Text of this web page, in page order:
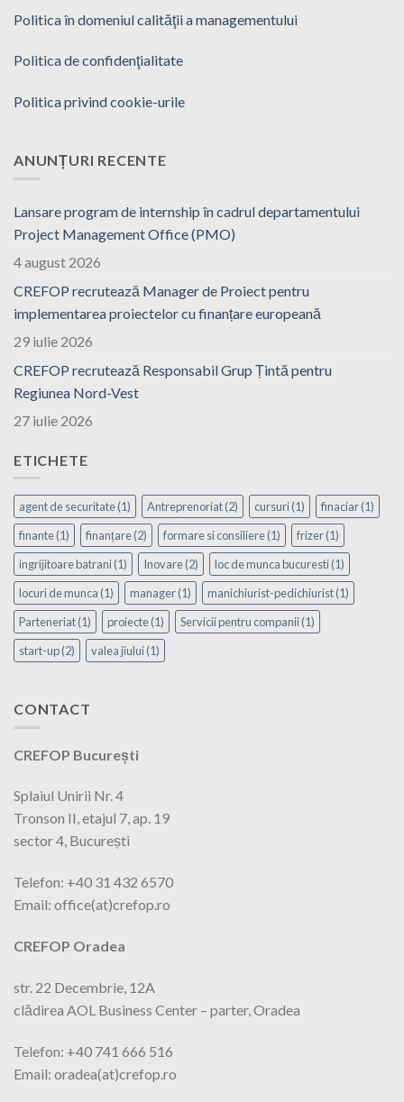
Politica în domeniul calităţii a managementului
Politica de confidenţialitate
Politica privind cookie-urile
ANUNȚURI RECENTE
Lansare program de internship în cadrul departamentului
Project Management Office (PMO)
4 august 2026
CREFOP recrutează Manager de Proiect pentru
implementarea proiectelor cu finanțare europeană
29 iulie 2026
CREFOP recrutează Responsabil Grup Țintă pentru
Regiunea Nord-Vest
27 iulie 2026
ETICHETE
agent de securitate(1) Antreprenoriat(2) cursuri(1) finaciar(1)
finante(1) finanțare(2) formare si consiliere(1) frizer(1)
ingrijitoare batrani(1) Inovare(2) loc de munca bucuresti(1)
locuri de munca (1) manager(1) manichiurist-pedichiurist(1)
Parteneriat(1) proiecte(1) Servicii pentru companii(1)
start-up(2) valea jiului(1)
CONTACT
CREFOP București
Splaiul Unirii Nr. 4
Tronson II, etajul 7, ap. 19
sector 4, București
Telefon: +40 31 432 6570
Email: office(at)crefop.ro
CREFOP Oradea
str. 22 Decembrie, 12A
clădirea AOL Business Center – parter, Oradea
Telefon: +40 741 666 516
Email: oradea(at)crefop.ro